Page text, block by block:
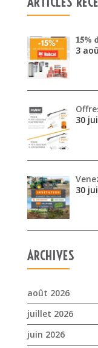
𝟏𝟓%
3
30
30
ARCHIVES
août 2026
juillet 2026
juin 2026